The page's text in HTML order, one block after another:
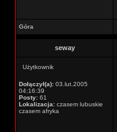
Góra
seway
Użytkownik
Dołączył(a): 03.lut.2005
04:16:39
Posty: 61
Lokalizacja: czasem lubuskie
czasem afryka